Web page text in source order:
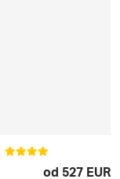
od 527 EUR